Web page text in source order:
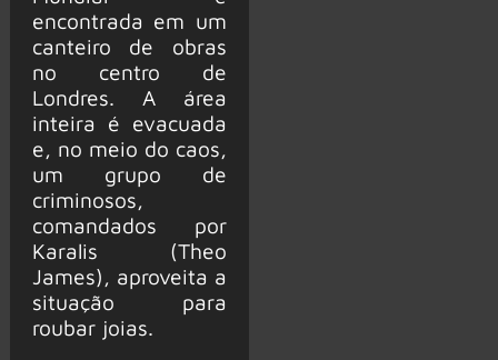
encontrada em um
canteiro de obras
no centro de
Londres. A área
inteira é evacuada
e, no meio do caos,
um grupo de
criminosos,
comandados por
Karalis (Theo
James), aproveita a
situação para
roubar joias.